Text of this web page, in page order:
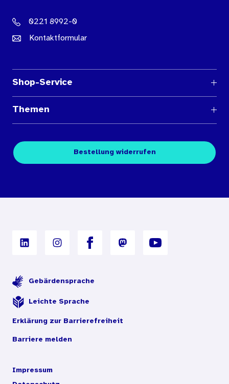
0221 8992-0
Kontaktformular
Shop-Service
Medienübersichten
Kontakt
Themen
Fachpublikationen
Digitales Archiv
Bestellung widerrufen
Gebärdensprache
Leichte Sprache
Erklärung zur Barrierefreiheit
Barriere melden
Impressum